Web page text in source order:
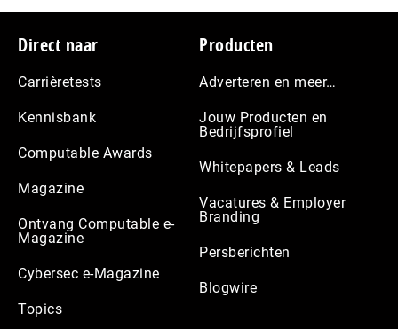
Footer
Direct naar
Carrièretests
Kennisbank
Computable Awards
Magazine
Ontvang Computable e-
Magazine
Cybersec e-Magazine
Topics
Producten
Adverteren en meer…
Jouw Producten en
Bedrijfsprofiel
Whitepapers & Leads
Vacatures & Employer
Branding
Persberichten
Blogwire